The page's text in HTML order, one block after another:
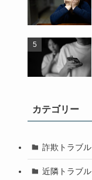
カテゴリー
詐欺トラブル
近隣トラブル